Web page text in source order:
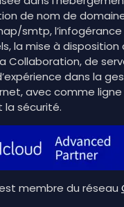
de nom de
smtp,
la mise à disposition
Collaboration, de
dans la
avec comme
sécurité.
membre du réseau